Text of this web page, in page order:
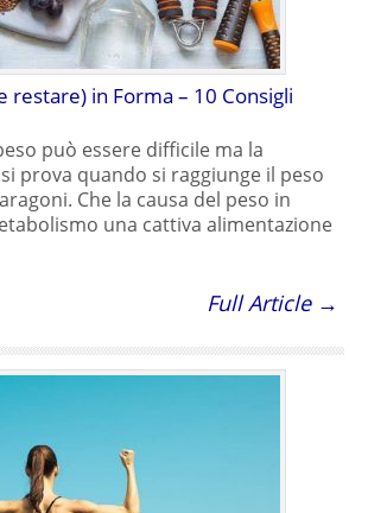
restare) in Forma – 10 Consigli
può essere difficile ma la
prova quando si raggiunge il peso
Che la causa del peso in
una cattiva alimentazione
Full Article →